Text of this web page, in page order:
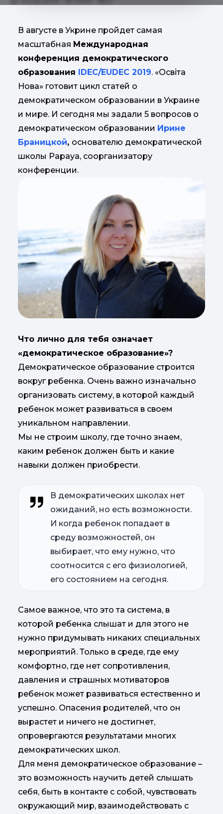
В августе в Укрине пройдет самая
масштабная Международная
конференция демократического
образования IDEC/EUDEC 2019. «Освіта
Нова» готовит цикл статей о
демократическом образовании в Украине
и мире. И сегодня мы задали 5 вопросов о
демократическом образовании Ирине
Браницкой, основателю демократической
школы Papaya, соорганизатору
конференции.
Что лично для тебя означает
«демократическое образование»?
Демократическое образование строится
вокруг ребенка. Очень важно изначально
организовать систему, в которой каждый
ребенок может развиваться в своем
уникальном направлении.
Мы не строим школу, где точно знаем,
каким ребенок должен быть и какие
навыки должен приобрести.
В демократических школах нет
ожиданий, но есть возможности.
И когда ребенок попадает в
среду возможностей, он
выбирает, что ему нужно, что
соотносится с его физиологией,
его состоянием на сегодня.
Самое важное, что это та система, в
которой ребенка слышат и для этого не
нужно придумывать никаких специальных
мероприятий. Только в среде, где ему
комфортно, где нет сопротивления,
давления и страшных мотиваторов
ребенок может развиваться естественно и
успешно. Опасения родителей, что он
вырастет и ничего не достигнет,
опровергаются результатами многих
демократических школ.
Для меня демократическое образование –
это возможность научить детей слышать
себя, быть в контакте с собой, чувствовать
окружающий мир, взаимодействовать с